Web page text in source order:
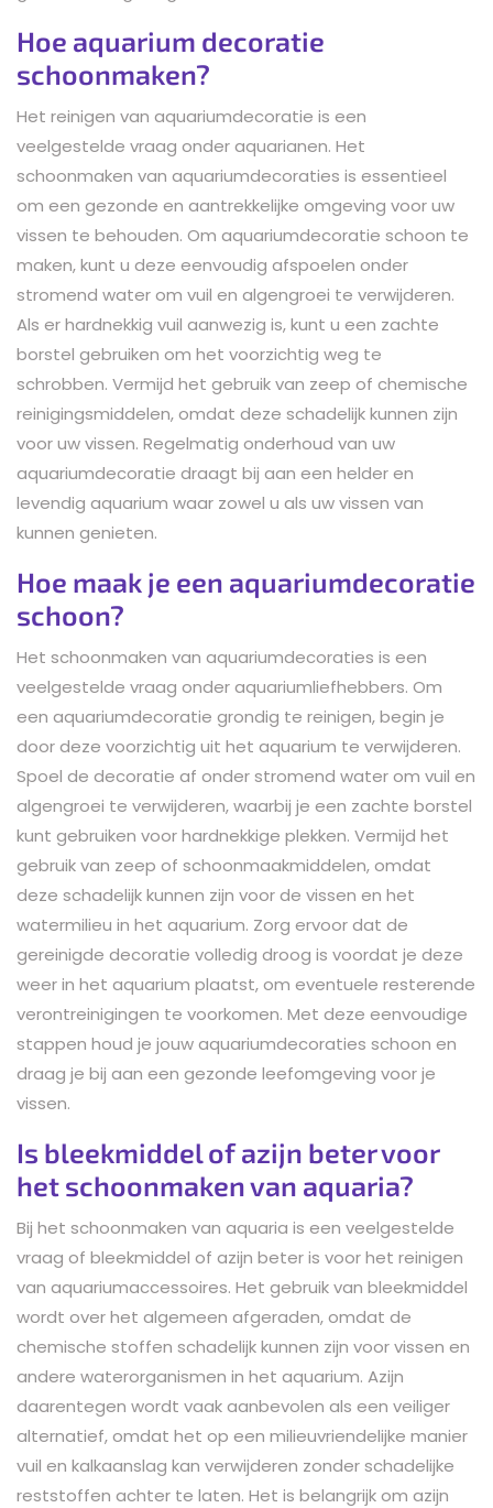
Hoe aquarium decoratie
schoonmaken?
Het reinigen van aquariumdecoratie is een
veelgestelde vraag onder aquarianen. Het
schoonmaken van aquariumdecoraties is essentieel
om een gezonde en aantrekkelijke omgeving voor uw
vissen te behouden. Om aquariumdecoratie schoon te
maken, kunt u deze eenvoudig afspoelen onder
stromend water om vuil en algengroei te verwijderen.
Als er hardnekkig vuil aanwezig is, kunt u een zachte
borstel gebruiken om het voorzichtig weg te
schrobben. Vermijd het gebruik van zeep of chemische
reinigingsmiddelen, omdat deze schadelijk kunnen zijn
voor uw vissen. Regelmatig onderhoud van uw
aquariumdecoratie draagt bij aan een helder en
levendig aquarium waar zowel u als uw vissen van
kunnen genieten.
Hoe maak je een aquariumdecoratie
schoon?
Het schoonmaken van aquariumdecoraties is een
veelgestelde vraag onder aquariumliefhebbers. Om
een aquariumdecoratie grondig te reinigen, begin je
door deze voorzichtig uit het aquarium te verwijderen.
Spoel de decoratie af onder stromend water om vuil en
algengroei te verwijderen, waarbij je een zachte borstel
kunt gebruiken voor hardnekkige plekken. Vermijd het
gebruik van zeep of schoonmaakmiddelen, omdat
deze schadelijk kunnen zijn voor de vissen en het
watermilieu in het aquarium. Zorg ervoor dat de
gereinigde decoratie volledig droog is voordat je deze
weer in het aquarium plaatst, om eventuele resterende
verontreinigingen te voorkomen. Met deze eenvoudige
stappen houd je jouw aquariumdecoraties schoon en
draag je bij aan een gezonde leefomgeving voor je
vissen.
Is bleekmiddel of azijn beter voor
het schoonmaken van aquaria?
Bij het schoonmaken van aquaria is een veelgestelde
vraag of bleekmiddel of azijn beter is voor het reinigen
van aquariumaccessoires. Het gebruik van bleekmiddel
wordt over het algemeen afgeraden, omdat de
chemische stoffen schadelijk kunnen zijn voor vissen en
andere waterorganismen in het aquarium. Azijn
daarentegen wordt vaak aanbevolen als een veiliger
alternatief, omdat het op een milieuvriendelijke manier
vuil en kalkaanslag kan verwijderen zonder schadelijke
reststoffen achter te laten. Het is belangrijk om azijn